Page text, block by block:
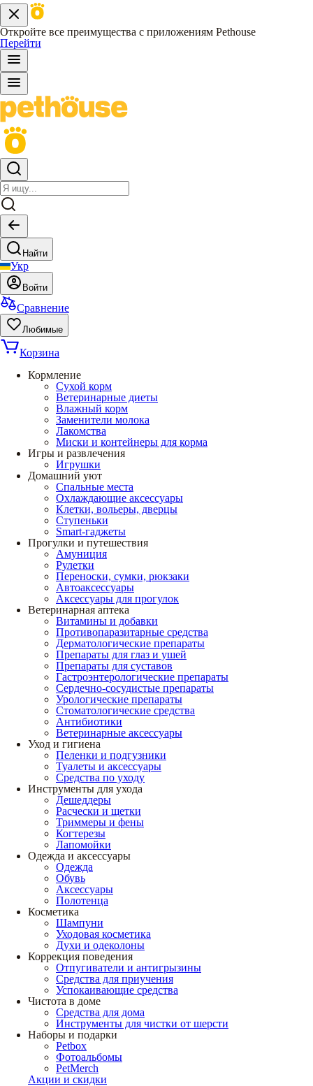
Откройте все преимущества с приложениям Pethouse
Перейти
Найти
Укр
Войти
Сравнение
Любимые
Корзина
Кормление
Сухой корм
Ветеринарные диеты
Влажный корм
Заменители молока
Лакомства
Миски и контейнеры для корма
Игры и развлечения
Игрушки
Домашний уют
Спальные места
Охлаждающие аксессуары
Клетки, вольеры, дверцы
Ступеньки
Smart-гаджеты
Прогулки и путешествия
Амуниция
Рулетки
Переноски, сумки, рюкзаки
Автоаксессуары
Аксессуары для прогулок
Ветеринарная аптека
Витамины и добавки
Противопаразитарные средства
Дерматологические препараты
Препараты для глаз и ушей
Препараты для суставов
Гастроэнтерологические препараты
Сердечно-сосудистые препараты
Урологические препараты
Стоматологические средства
Антибиотики
Ветеринарные аксессуары
Уход и гигиена
Пеленки и подгузники
Туалеты и аксессуары
Средства по уходу
Инструменты для ухода
Дешеддеры
Расчески и щетки
Триммеры и фены
Когтерезы
Лапомойки
Одежда и аксессуары
Одежда
Обувь
Аксессуары
Полотенца
Косметика
Шампуни
Уходовая косметика
Духи и одеколоны
Коррекция поведения
Отпугиватели и антигрызины
Средства для приучения
Успокаивающие средства
Чистота в доме
Средства для дома
Инструменты для чистки от шерсти
Наборы и подарки
Petbox
Фотоальбомы
PetMerch
Акции и скидки